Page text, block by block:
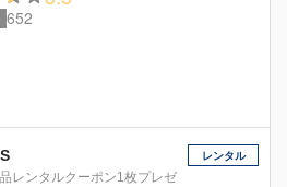
652
レンタルクーポン1枚プレゼ
レンタル